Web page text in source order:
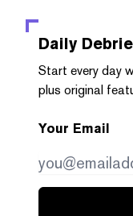
Daily
Start every day
plus original
Your Email